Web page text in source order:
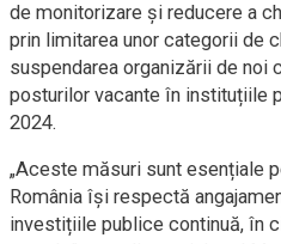
de monitorizare și reducere a
prin limitarea unor categorii de
suspendarea organizării de noi
posturilor vacante în instituțiile
2024.
„Aceste măsuri sunt esențiale
România își respectă
investițiile publice continuă, în